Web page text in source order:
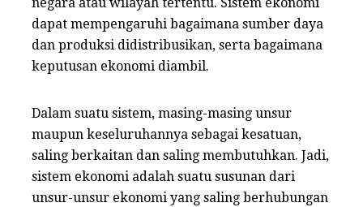
dapat mempengaruhi bagaimana sumber daya
dan produksi didistribusikan, serta bagaimana
keputusan ekonomi diambil.
Dalam suatu sistem, masing-masing unsur
maupun keseluruhannya sebagai kesatuan,
saling berkaitan dan saling membutuhkan. Jadi,
sistem ekonomi adalah suatu susunan dari
unsur-unsur ekonomi yang saling berhubungan